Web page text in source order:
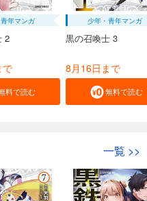
年マンガ
2
で
料で読む
少年・青年マンガ
黒の召喚士 3
8月16日まで
無料で読む
一覧 >>